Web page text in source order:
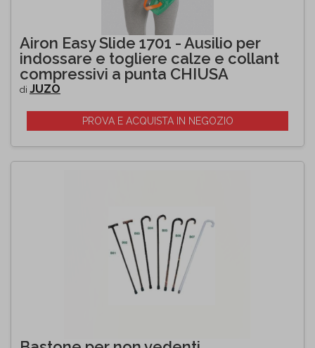
Airon Easy Slide 1701 - Ausilio per
indossare e togliere calze e collant
compressivi a punta CHIUSA
di JUZO
PROVA E ACQUISTA IN NEGOZIO